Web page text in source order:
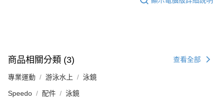
商品相關分類 (3) 查看全部
專業運動 游泳水上 泳鏡
Speedo 配件 泳鏡